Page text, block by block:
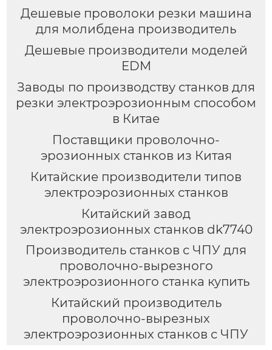
Дешевые проволоки резки машина
для молибдена производитель
Дешевые производители моделей
EDM
Заводы по производству станков для
резки электроэрозионным способом
в Китае
Поставщики проволочно-
эрозионных станков из Китая
Китайские производители типов
электроэрозионных станков
Китайский завод
электроэрозионных станков dk7740
Производитель станков с ЧПУ для
проволочно-вырезного
электроэрозионного станка купить
Китайский производитель
проволочно-вырезных
электроэрозионных станков с ЧПУ